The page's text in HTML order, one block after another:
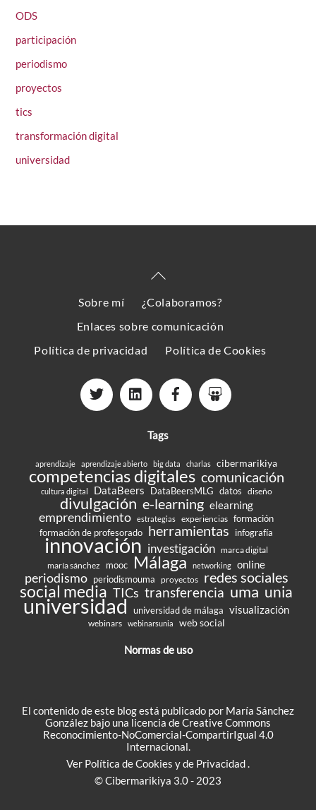
ODS
participación
periodismo
proyectos
tics
transformación digital
universidad
Back
Top
Sobre mí
¿Colaboramos?
Enlaces sobre comunicación
Política de privacidad
Política de Cookies
Tags
aprendizaje aprendizaje abierto big data charlas cibermarikiya
competencias digitales comunicación
cultura digital DataBeers DataBeersMLG datos diseño
divulgación e-learning elearning
emprendimiento estrategias experiencias formación
formación de profesorado herramientas infografía
innovación investigación marca digital
maría sánchez
mooc Málaga networking online
periodismo periodismouma proyectos redes sociales
social media TICs transferencia uma unia
universidad universidad de málaga visualización
webinars webinarsunia web social
Normas de uso
El contenido de este blog está publicado por María Sánchez
González bajo una licencia de Creative Commons
Reconocimiento-NoComercial-CompartirIgual 4.0
Internacional.
Ver Política de Cookies y de Privacidad.
© Cibermarikiya 3.0 - 2023